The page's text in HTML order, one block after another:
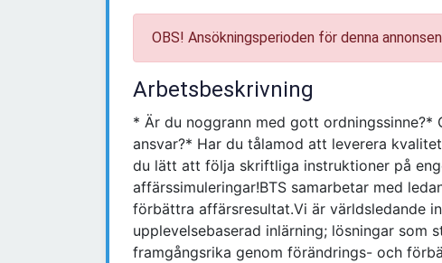
OBS! Ansökningsperioden för denna
Arbetsbeskrivning
* Är du noggrann med gott
ansvar?* Har du tålamod att leverera
du lätt att följa skriftliga instruktioner på
affärssimuleringar!BTS samarbetar med
förbättra affärsresultat.Vi är världsledande
upplevelsebaserad inlärning; lösningar
framgångsrika genom förändrings- och